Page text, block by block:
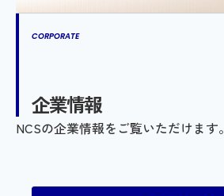
CORPORATE
企業情報
NCSの企業情報をご覧いただけます。